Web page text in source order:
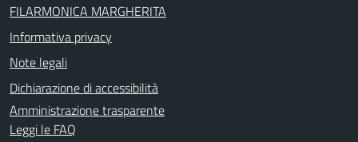
FILARMONICA MARGHERITA
Informativa privacy
Note legali
Dichiarazione di accessibilità
Amministrazione trasparente
Leggi le FAQ